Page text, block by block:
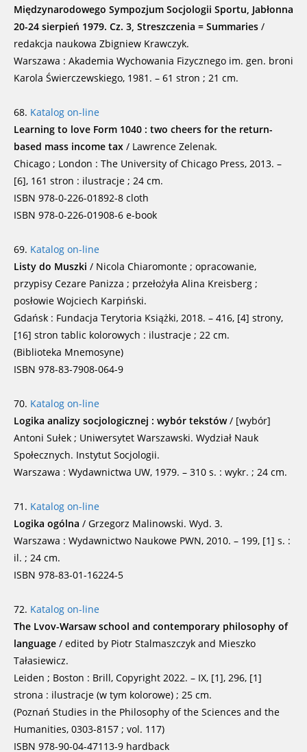
Międzynarodowego Sympozjum Socjologii Sportu, Jabłonna
20-24 sierpień 1979. Cz. 3, Streszczenia = Summaries /
redakcja naukowa Zbigniew Krawczyk.
Warszawa : Akademia Wychowania Fizycznego im. gen. broni
Karola Świerczewskiego, 1981. – 61 stron ; 21 cm.
68. Katalog on-line
Learning to love Form 1040 : two cheers for the return-
based mass income tax / Lawrence Zelenak.
Chicago ; London : The University of Chicago Press, 2013. –
[6], 161 stron : ilustracje ; 24 cm.
ISBN 978-0-226-01892-8 cloth
ISBN 978-0-226-01908-6 e-book
69. Katalog on-line
Listy do Muszki / Nicola Chiaromonte ; opracowanie,
przypisy Cezare Panizza ; przełożyła Alina Kreisberg ;
posłowie Wojciech Karpiński.
Gdańsk : Fundacja Terytoria Książki, 2018. – 416, [4] strony,
[16] stron tablic kolorowych : ilustracje ; 22 cm.
(Biblioteka Mnemosyne)
ISBN 978-83-7908-064-9
70. Katalog on-line
Logika analizy socjologicznej : wybór tekstów/ [wybór]
Antoni Sułek ; Uniwersytet Warszawski. Wydział Nauk
Społecznych. Instytut Socjologii.
Warszawa : Wydawnictwa UW, 1979. – 310 s. : wykr. ; 24 cm.
71. Katalog on-line
Logika ogólna / Grzegorz Malinowski. Wyd. 3.
Warszawa : Wydawnictwo Naukowe PWN, 2010. – 199, [1] s. :
il. ; 24 cm.
ISBN 978-83-01-16224-5
72. Katalog on-line
The Lvov-Warsaw school and contemporary philosophy of
language / edited by Piotr Stalmaszczyk and Mieszko
Tałasiewicz.
Leiden ; Boston : Brill, Copyright 2022. – IX, [1], 296, [1]
strona : ilustracje (w tym kolorowe) ; 25 cm.
(Poznań Studies in the Philosophy of the Sciences and the
Humanities, 0303-8157 ; vol. 117)
ISBN 978-90-04-47113-9 hardback